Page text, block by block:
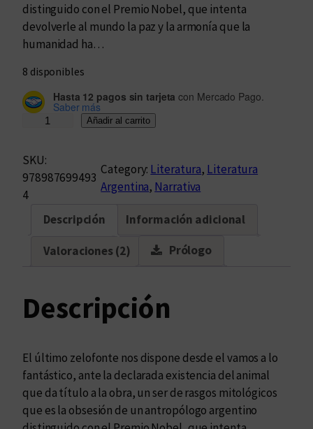
distinguido con el Premio Nobel, que intenta
devolverle al mundo la paz y la armonía que la
humanidad ha…
8 disponibles
Hasta 12 pagos sin tarjeta con Mercado Pago.
Saber más
ú
l
t
l
n
t
e
c
Añadir al carrito
SKU:
978987699493
4
Category: Literatura, Literatura
Argentina, Narrativa
Descripción Información adicional
Valoraciones (2) Prólogo
Descripción
El último zelofonte nos dispone desde el vamos a lo
fantástico, ante la declarada existencia del animal
que da título a la obra, un ser de rasgos mitológicos
que es la obsesión de un antropólogo argentino